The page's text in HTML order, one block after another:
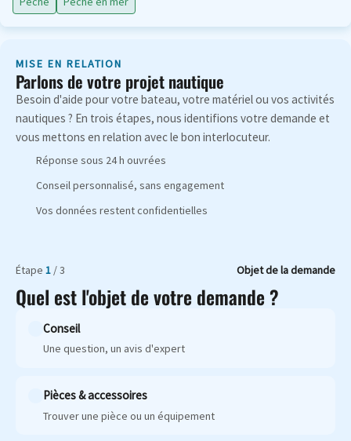
MISE EN RELATION
Parlons de votre projet nautique
Besoin d'aide pour votre bateau, votre matériel ou vos activités
nautiques ? En trois étapes, nous identifions votre demande et
vous mettons en relation avec le bon interlocuteur.
Réponse sous 24 h ouvrées
Conseil personnalisé, sans engagement
Vos données restent confidentielles
Étape 1 / 3 Objet de la demande
Quel est l'objet de votre demande ?
Conseil
Une question, un avis d'expert
Pièces & accessoires
Trouver une pièce ou un équipement